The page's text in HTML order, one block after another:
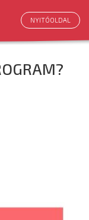
NYITÓOLDAL